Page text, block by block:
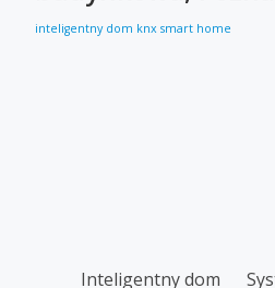
inteligentny dom knx smart home
SECONDARYInteligentny dom